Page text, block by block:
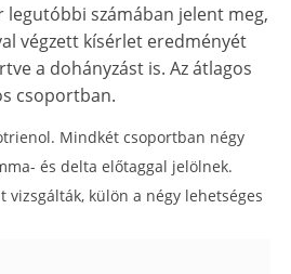
számában jelent meg,
végzett kísérlet eredményét
a dohányzást is. Az átlagos
csoportban.
Mindkét csoportban négy
és delta előtaggal jelölnek.
külön a négy lehetséges